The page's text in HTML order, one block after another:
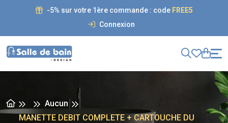
-5% sur votre 1ère commande : code FREE5
Connexion
Aucun
MANETTE DEBIT COMPLETE + CARTOUCHE DU